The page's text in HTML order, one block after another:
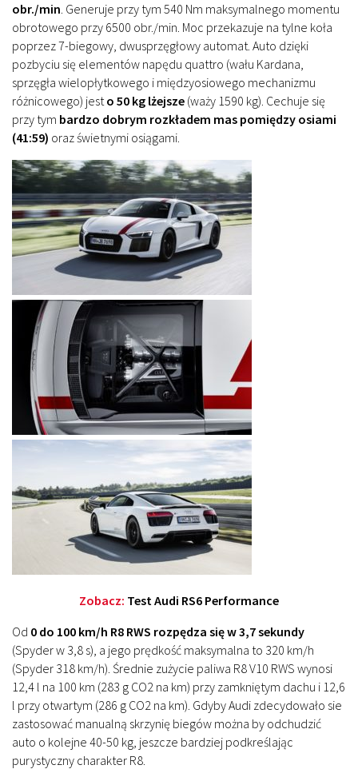
obr./min. Generuje przy tym 540 Nm maksymalnego momentu
obrotowego przy 6500 obr./min. Moc przekazuje na tylne koła
poprzez 7-biegowy, dwusprzęgłowy automat. Auto dzięki
pozbyciu się elementów napędu quattro (wału Kardana,
sprzęgła wielopłytkowego i międzyosiowego mechanizmu
różnicowego) jesto 50 kg lżejsze (waży 1590 kg). Cechuje się
przy tym bardzo dobrym rozkładem mas pomiędzy osiami
(41:59) oraz świetnymi osiągami.
Zobacz: Test Audi RS6 Performance
Od 0 do 100 km/h R8 RWS rozpędza się w 3,7 sekundy
(Spyder w 3,8 s), a jego prędkość maksymalna to 320 km/h
(Spyder 318 km/h). Średnie zużycie paliwa R8 V10 RWS wynosi
12,4 l na 100 km (283 g CO2 na km) przy zamkniętym dachu i 12,6
l przy otwartym (286 g CO2 na km). Gdyby Audi zdecydowało sie
zastosować manualną skrzynię biegów można by odchudzić
auto o kolejne 40-50 kg, jeszcze bardziej podkreślając
purystyczny charakter R8.